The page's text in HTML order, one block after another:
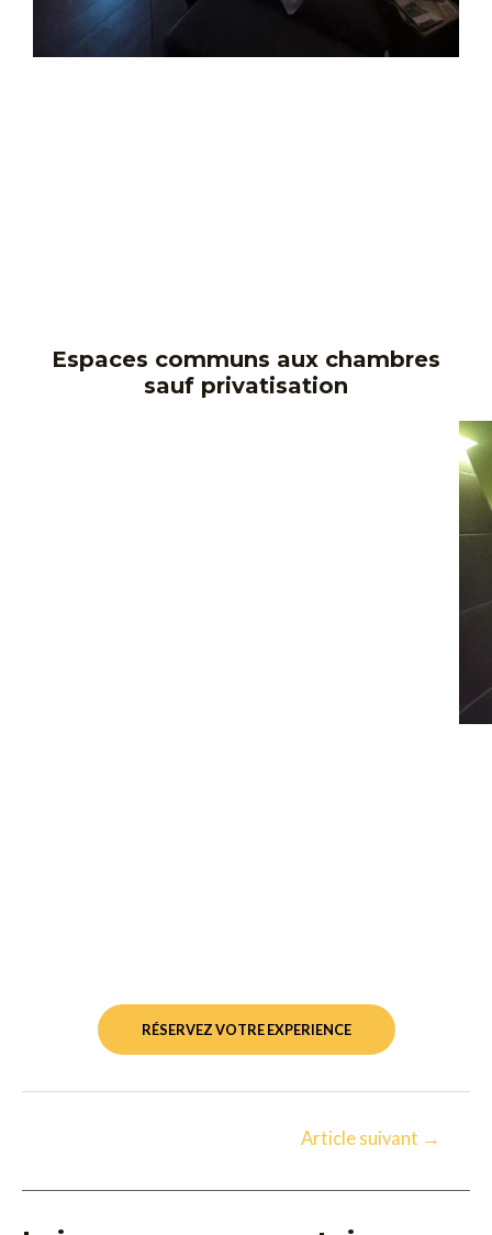
Espaces communs aux chambres
sauf privatisation
RÉSERVEZ VOTRE EXPERIENCE
Article suivant →